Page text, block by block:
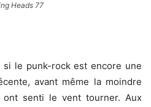
Heads 77
si le punk-rock est encore une
avant même la moindre
ont senti le vent tourner. Aux